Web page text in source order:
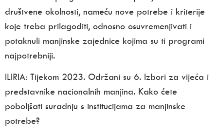
društvene okolnosti, nameću nove potrebe i kriterije
koje treba prilagoditi, odnosno osuvremenjivati i
potaknuli manjinske zajednice kojima su ti programi
najpotrebniji.
ILIRIA: Tijekom 2023. Održani su 6. Izbori za vijeća i
predstavnike nacionalnih manjina. Kako ćete
poboljšati suradnju s institucijama za manjinske
potrebe?